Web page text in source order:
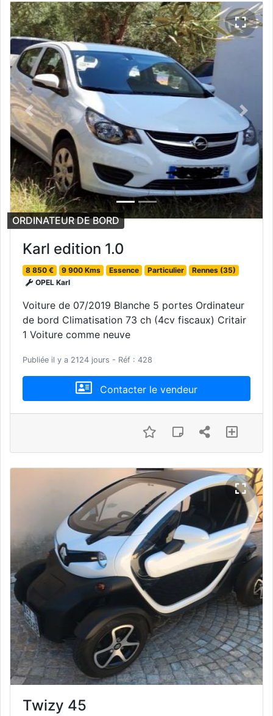
Previous Next
ORDINATEUR DE BORD
Karl edition 1.0
8 850 € 9 900 Kms Essence Particulier
Rennes (35)
OPEL Karl
Voiture de 07/2019 Blanche 5 portes Ordinateur
de bord Climatisation 73 ch (4cv fiscaux) Critair
1 Voiture comme neuve
Publiée il y a 2124 jours - Réf : 428
Contacter le vendeur
Twizy 45